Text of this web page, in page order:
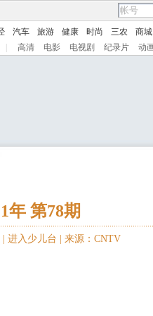
汽车 旅游 健康 时尚 三农 商城
高清 电影 电视剧 纪录片 动
年 第78期
进入少儿台 来源：CNTV